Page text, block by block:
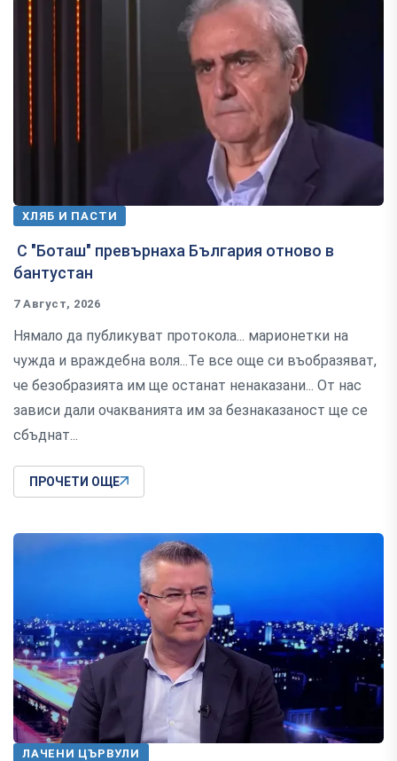
ХЛЯБ И ПАСТИ
С "Боташ" превърнаха България отново в
бантустан
7 Август, 2026
Нямало да публикуват протокола... марионетки на
чужда и враждебна воля...Те все още си въобразяват,
че безобразията им ще останат ненаказани... От нас
зависи дали очакванията им за безнаказаност ще се
сбъднат...
ПРОЧЕТИ ОЩЕ
ЛАЧЕНИ ЦЪРВУЛИ